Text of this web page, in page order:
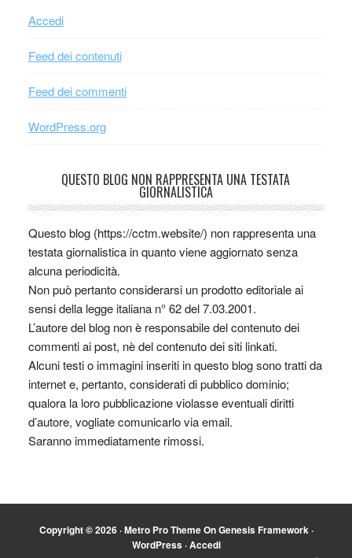
Accedi
Feed dei contenuti
Feed dei commenti
WordPress.org
QUESTO BLOG NON RAPPRESENTA UNA TESTATA
GIORNALISTICA
Questo blog (https://cctm.website/) non rappresenta una
testata giornalistica in quanto viene aggiornato senza
alcuna periodicità.
Non può pertanto considerarsi un prodotto editoriale ai
sensi della legge italiana n° 62 del 7.03.2001.
L’autore del blog non è responsabile del contenuto dei
commenti ai post, nè del contenuto dei siti linkati.
Alcuni testi o immagini inseriti in questo blog sono tratti da
internet e, pertanto, considerati di pubblico dominio;
qualora la loro pubblicazione violasse eventuali diritti
d’autore, vogliate comunicarlo via email.
Saranno immediatamente rimossi.
Copyright © 2026 ·Metro Pro ThemeOnGenesis Framework·
WordPress·Accedi